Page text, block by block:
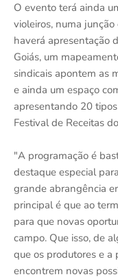
O evento terá ainda
violeiros, numa
haverá apresentação
Goiás, um
sindicais apontem as
e ainda um espaço
apresentando 20
Festival de Receitas
"A programação é
destaque especial
grande abrangência
principal é que ao
para que novas
campo. Que isso, de
que os produtores e a
encontrem novas